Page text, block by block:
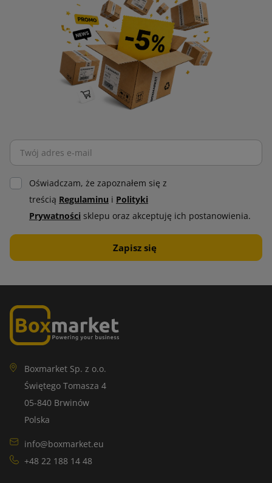
Oświadczam, że zapoznałem się z
treścią Regulaminu i Polityki
Prywatności sklepu oraz akceptuję ich postanowienia.
Boxmarket Sp. z o.o.
Świętego Tomasza 4
05-840 Brwinów
Polska
info@boxmarket.eu
+48 22 188 14 48